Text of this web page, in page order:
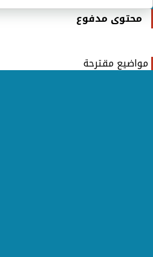
محتوى مدفوع
مواضيع مقترحة